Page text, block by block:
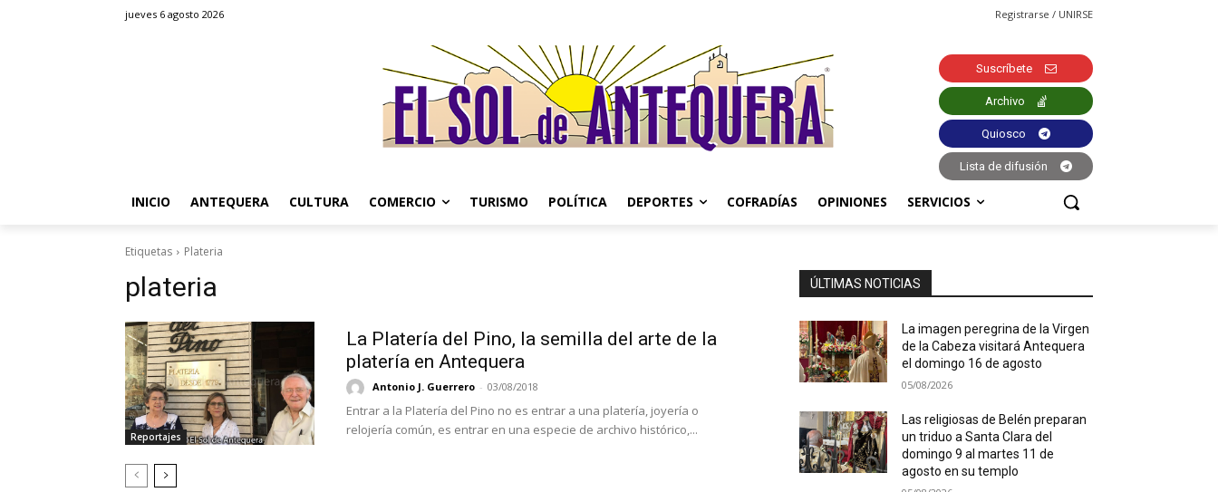
jueves 6 agosto 2026 Registrarse / UNIRSE
Suscríbete
Archivo
Quiosco
Lista de difusión
INICIO ANTEQUERA CULTURA COMERCIO TURISMO POLÍTICA DEPORTES COFRADÍAS OPINIONES SERVICIOS
Etiquetas Plateria
plateria
Reportajes
La Platería del Pino, la semilla del arte de la
platería en Antequera
Antonio J. Guerrero - 03/08/2018
Entrar a la Platería del Pino no es entrar a una platería, joyería o
relojería común, es entrar en una especie de archivo histórico,...
ÚLTIMAS NOTICIAS
La imagen peregrina de la Virgen
de la Cabeza visitará Antequera
el domingo 16 de agosto
05/08/2026
Las religiosas de Belén preparan
un triduo a Santa Clara del
domingo 9 al martes 11 de
agosto en su templo